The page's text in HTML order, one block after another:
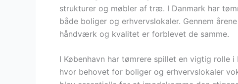
strukturer og møbler af træ. I Danmark har
både boliger og erhvervslokaler. Gennem
håndværk og kvalitet er forblevet de samme.
I København har tømrere spillet en vigtig rolle
hvor behovet for boliger og erhvervslokaler